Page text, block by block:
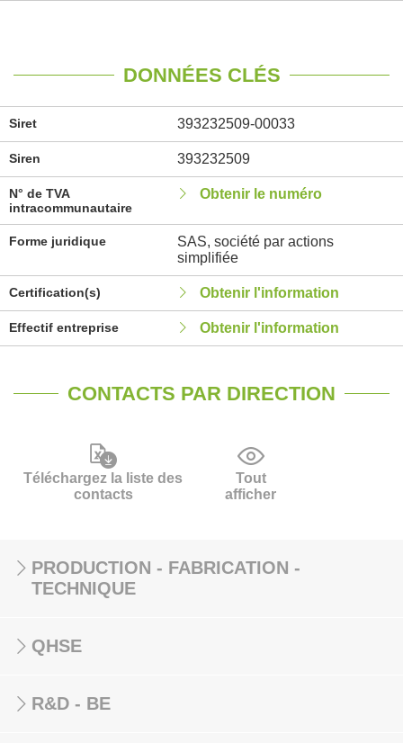
DONNÉES CLÉS
Siret 393232509-00033
Siren 393232509
N° de TVA
intracommunautaire
Obtenir le numéro
Forme juridique
SAS, société par actions
simplifiée
Certification(s) Obtenir l'information
Effectif entreprise Obtenir l'information
CONTACTS PAR DIRECTION
Téléchargez la liste des
contacts
Tout
afficher
PRODUCTION - FABRICATION -
TECHNIQUE
QHSE
R&D - BE